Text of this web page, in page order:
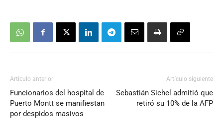
Artículo anterior
Funcionarios del hospital de
Puerto Montt se manifiestan
por despidos masivos
Artículo siguiente
Sebastián Sichel admitió que
retiró su 10% de la AFP